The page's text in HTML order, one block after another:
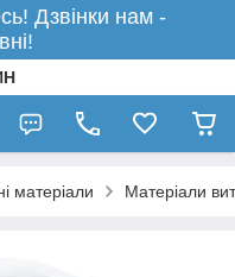
Дзвінки нам -
матеріали Матеріали